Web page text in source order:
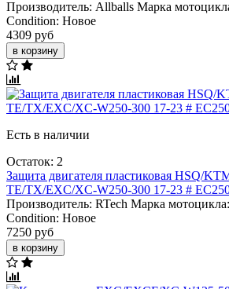
Производитель: Allballs Марка
Condition: Новое
4309 руб
в корзину
Есть в наличии
Остаток: 2
Защита двигателя пластиковая HSQ/
TE/TX/EXC/XC-W250-300 17-23 #
Производитель: RTech Марка мотоцикла:
Condition: Новое
7250 руб
в корзину